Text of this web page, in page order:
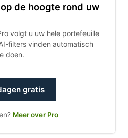
de hoogte rond uw
volgt u uw hele portefeuille
filters vinden automatisch
doen.
gratis
Meer over Pro